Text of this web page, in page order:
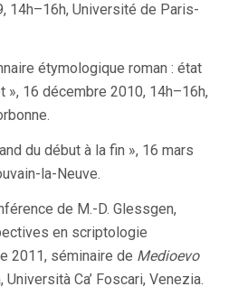
14h–16h, Université de Paris-
étymologique roman : état
», 16 décembre 2010, 14h–16h,
du début à la fin », 16 mars
la-Neuve.
de M.-D. Glessgen,
en scriptologie
2011, séminaire de Medioevo
Università Ca’ Foscari, Venezia.